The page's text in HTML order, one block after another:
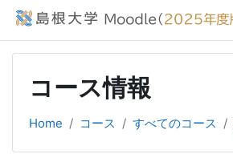
メインコンテンツへスキップする
コース情報
Home コース すべてのコース